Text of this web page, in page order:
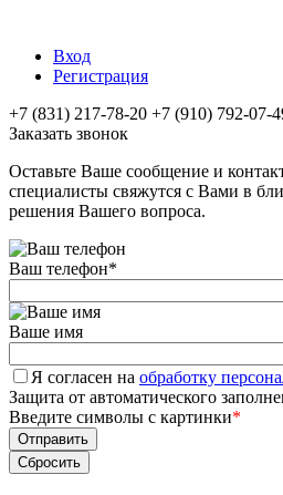
Вход
Регистрация
+7 (831) 217-78-20 +7 (910) 792-07-
Заказать звонок
Оставьте Ваше сообщение и
специалисты свяжутся с Вами в
решения Вашего вопроса.
Ваш телефон*
Ваше имя
Я согласен на обработку
Защита от автоматического
Введите символы с картинки*